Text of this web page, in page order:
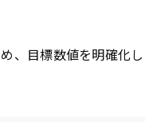
、目標数値を明確化し